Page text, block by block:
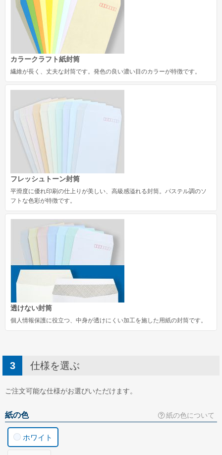
カラークラフト紙封筒
繊維が長く、丈夫な封筒です。発色の良い濃い目のカラーが特徴です。
フレッシュトーン封筒
平滑度に優れ印刷の仕上りが美しい、高級感溢れる封筒。パステル調のソ
フトな色彩が特徴です。
透けない封筒
個人情報保護に役立つ、中身が透けにくい加工を施した用紙の封筒です。
仕様を選ぶ
ご注文可能な仕様がお選びいただけます。
紙の色 紙の色について
ホワイト